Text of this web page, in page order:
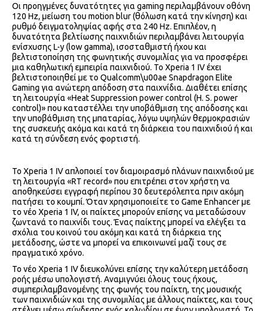
Οι προηγμένες δυνατότητες για gaming περιλαμβάνουν οθόνη
120 Hz, μείωση του motion blur (θόλωση κατά την κίνηση) και
ρυθμό δειγματοληψίας αφής στα 240 Hz. Επιπλέον, η
δυνατότητα βελτίωσης παιχνιδιών περιλαμβάνει λειτουργία
ενίσχυσης L-y (low gamma), ισοσταθμιστή ήχου και
βελτιστοποίηση της φωνητικής συνομιλίας για να προσφέρει
μια καθηλωτική εμπειρία παιχνιδιού. Το Xperia 1 IV έχει
βελτιστοποιηθεί με το Qualcomm\u00ae Snapdragon Elite
Gaming για ανώτερη απόδοση στα παιχνίδια. Διαθέτει επίσης
τη λειτουργία «Heat Suppression power control (H. S. power
control)» που καταστέλλει την υποβάθμιση της απόδοσης και
την υποβάθμιση της μπαταρίας, λόγω υψηλών θερμοκρασιών
της συσκευής ακόμα και κατά τη διάρκεια του παιχνιδιού ή και
κατά τη σύνδεση ενός φορτιστή.
Το Xperia 1 IV απλοποιεί τον διαμοιρασμό πλάνων παιχνιδιού με
τη λειτουργία «RT record» που επιτρέπει στον χρήστη να
αποθηκεύσει εγγραφή περίπου 30 δευτερόλεπτα πριν ακόμη
πατήσει το κουμπί. Όταν χρησιμοποιείτε το Game Enhancer με
το νέο Xperia 1 IV, οι παίκτες μπορούν επίσης να μεταδώσουν
ζωντανά το παιχνίδι τους. Ένας παίκτης μπορεί να ελέγξει τα
σχόλια του κοινού του ακόμη και κατά τη διάρκεια της
μετάδοσης, ώστε να μπορεί να επικοινωνεί μαζί τους σε
πραγματικό χρόνο.
Το νέο Xperia 1 IV διευκολύνει επίσης την καλύτερη μετάδοση
ροής μέσω υπολογιστή. Αναμιγνύει όλους τους ήχους,
συμπεριλαμβανομένης της φωνής του παίκτη, της μουσικής
των παιχνιδιών και της συνομιλίας με άλλους παίκτες, και τους